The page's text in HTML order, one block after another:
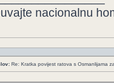
nacionalnu
Re: Kratka povijest ratova s Osmanlijama